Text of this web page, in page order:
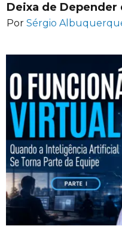
Deixa de Depender
Por Sérgio